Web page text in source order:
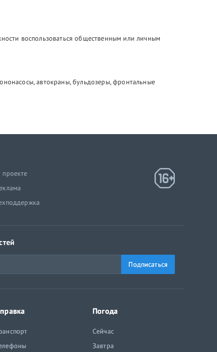
воспользоваться общественным или личным
автокраны, бульдозеры, фронтальные
проекте
Подписаться
Погода
Сейчас
Завтра